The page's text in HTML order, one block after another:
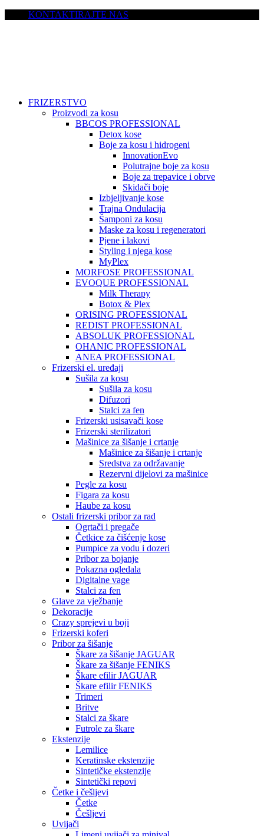
KONTAKTIRAJTE NAS
FRIZERSTVO
Proizvodi za kosu
BBCOS PROFESSIONAL
Detox kose
Boje za kosu i hidrogeni
InnovationEvo
Polutrajne boje za kosu
Boje za trepavice i obrve
Skidači boje
Izbjeljivanje kose
Trajna Ondulacija
Šamponi za kosu
Maske za kosu i regeneratori
Pjene i lakovi
Styling i njega kose
MyPlex
MORFOSE PROFESSIONAL
EVOQUE PROFESSIONAL
Milk Therapy
Botox & Plex
ORISING PROFESSIONAL
REDIST PROFESSIONAL
ABSOLUK PROFESSIONAL
OHANIC PROFESSIONAL
ANEA PROFESSIONAL
Frizerski el. uređaji
Sušila za kosu
Sušila za kosu
Difuzori
Stalci za fen
Frizerski usisavači kose
Frizerski sterilizatori
Mašinice za šišanje i crtanje
Mašinice za šišanje i crtanje
Sredstva za održavanje
Rezervni dijelovi za mašinice
Pegle za kosu
Figara za kosu
Haube za kosu
Ostali frizerski pribor za rad
Ogrtači i pregače
Četkice za čišćenje kose
Pumpice za vodu i dozeri
Pribor za bojanje
Pokazna ogledala
Digitalne vage
Stalci za fen
Glave za vježbanje
Dekoracije
Crazy sprejevi u boji
Frizerski koferi
Pribor za šišanje
Škare za šišanje JAGUAR
Škare za šišanje FENIKS
Škare efilir JAGUAR
Škare efilir FENIKS
Trimeri
Britve
Stalci za škare
Futrole za škare
Ekstenzije
Lemilice
Keratinske ekstenzije
Sintetičke ekstenzije
Sintetički repovi
Četke i češljevi
Četke
Češljevi
Uvijači